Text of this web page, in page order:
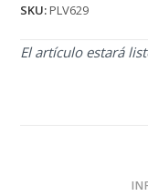
SKU:PLV629
El artículo estará